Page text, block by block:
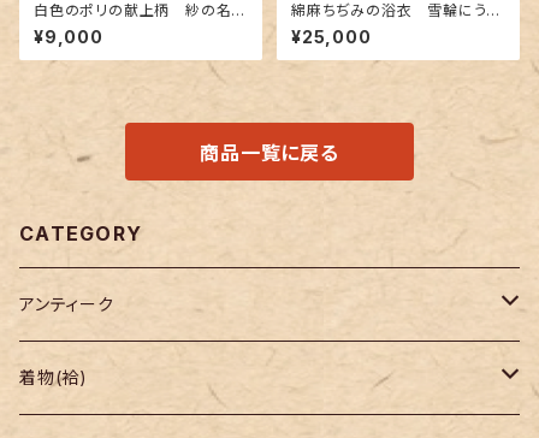
白色のポリの献上柄 紗の名古
屋帯 長尺
¥9,000
綿麻ちぢみの浴衣 雪輪にうさ
ぎ柄
¥25,000
商品一覧に戻る
CATEGORY
アンティーク
着物
着物(袷)